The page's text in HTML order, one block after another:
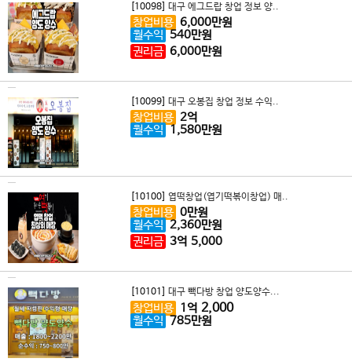
[10098] 대구 에그드랍 창업 정보 양..
창업비용 6,000만원
월수익 540만원
권리금 6,000만원
[10099] 대구 오봉집 창업 정보 수익..
창업비용 2억
월수익 1,580만원
[10100] 엽떡창업(엽기떡볶이창업) 매..
창업비용 0만원
월수익 2,360만원
권리금 3억 5,000
[10101] 대구 빽다방 창업 양도양수...
창업비용 1 억 2,000
월수익 785만원